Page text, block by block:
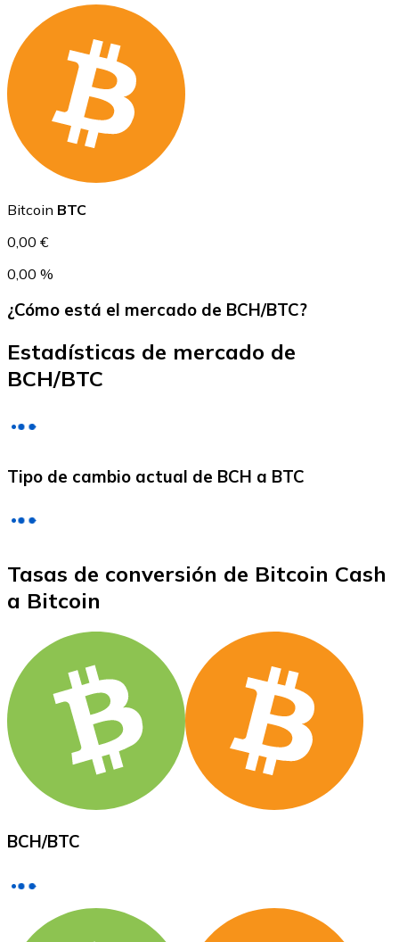
USD Coin
USDC
XRP
Ver todo
Efectivo
Añade fondos a tu cuenta Bitnovo o realiza compras
Bitcoin BTC
0,00 €
0,00 %
¿Cómo está el mercado de BCH/BTC?
Estadísticas de mercado de
BCH/BTC
Tipo de cambio actual de BCH a BTC
Tasas de conversión de Bitcoin Cash
a Bitcoin
BCH/BTC